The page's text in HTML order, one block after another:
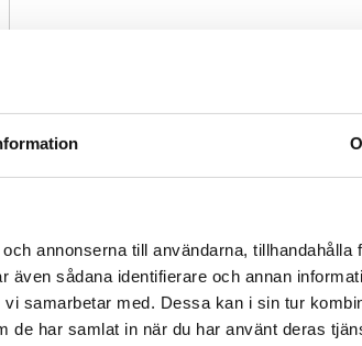
annonserna till användarna, tillhandahålla
sådana identifierare och annan
samarbetar med. Dessa kan i sin tur
de har samlat in när du har använt deras
Tillverkare
Dubbdäck - Fulldubbat.
344 stycken specialdubb med extra
vikbara och väger endast 1015 gram.